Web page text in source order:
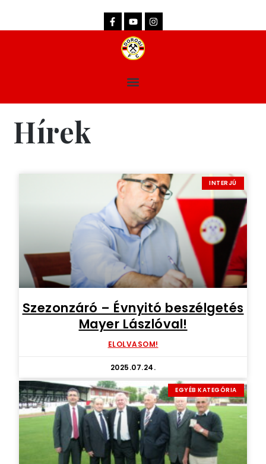
Hírek
INTERJÚ
Szezonzáró – Évnyitó beszélgetés
Mayer Lászlóval!
ELOLVASOM!
2025.07.24.
EGYÉB KATEGÓRIA